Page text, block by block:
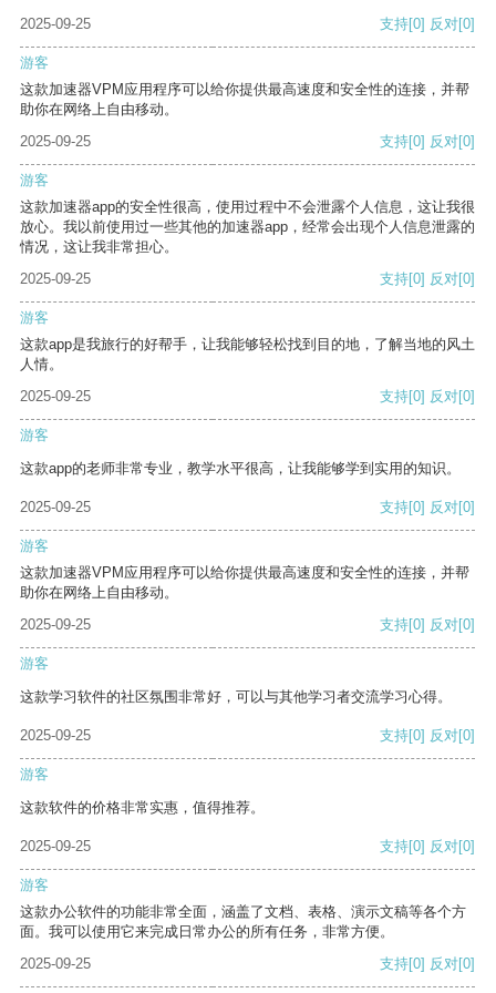
2025-09-25 支持[0] 反对[0]
游客
这款加速器VPM应用程序可以给你提供最高速度和安全性的连接，并帮
助你在网络上自由移动。
2025-09-25
支持[0] 反对[0]
游客
这款加速器app的安全性很高，使用过程中不会泄露个人信息，这让我很
放心。我以前使用过一些其他的加速器app，经常会出现个人信息泄露的
情况，这让我非常担心。
2025-09-25
支持[0] 反对[0]
游客
这款app是我旅行的好帮手，让我能够轻松找到目的地，了解当地的风土
人情。
2025-09-25
支持[0] 反对[0]
游客
这款app的老师非常专业，教学水平很高，让我能够学到实用的知识。
2025-09-25 支持[0] 反对[0]
游客
这款加速器VPM应用程序可以给你提供最高速度和安全性的连接，并帮
助你在网络上自由移动。
2025-09-25
支持[0] 反对[0]
游客
这款学习软件的社区氛围非常好，可以与其他学习者交流学习心得。
2025-09-25 支持[0] 反对[0]
游客
这款软件的价格非常实惠，值得推荐。
2025-09-25 支持[0] 反对[0]
游客
这款办公软件的功能非常全面，涵盖了文档、表格、演示文稿等各个方
面。我可以使用它来完成日常办公的所有任务，非常方便。
2025-09-25
支持[0] 反对[0]